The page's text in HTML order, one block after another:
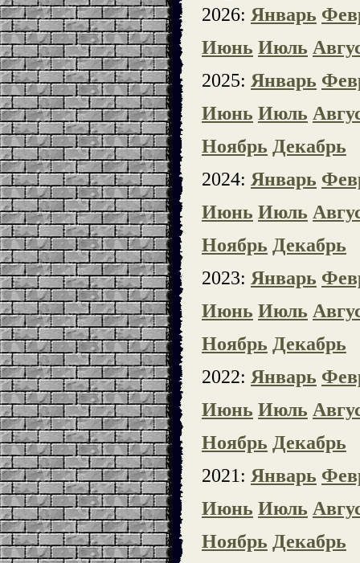
2026: Январь
Июнь Июль
2025: Январь
Июнь Июль
Ноябрь Декабрь
2024: Январь
Июнь Июль
Ноябрь Декабрь
2023: Январь
Июнь Июль
Ноябрь Декабрь
2022: Январь
Июнь Июль
Ноябрь Декабрь
2021: Январь
Июнь Июль
Ноябрь Декабрь